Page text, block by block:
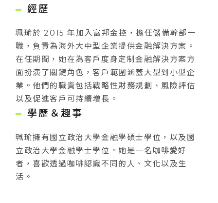
經歷
珮瑜於 2015 年加入富邦金控，擔任儲備幹部一
職，負責為海外大中型企業提供金融解決方案。
在任期間，她在為客戶度身定制金融解決方案方
面扮演了關鍵角色，客戶範圍涵蓋大型到小型企
業。他們的職責包括戰略性財務規劃、風險評估
以及促進客戶可持續增長。
學歷＆趣事
珮瑜擁有國立政治大學金融學碩士學位，以及國
立政治大學金融學士學位。她是一名咖啡愛好
者，喜歡透過咖啡認識不同的人、文化以及生
活。